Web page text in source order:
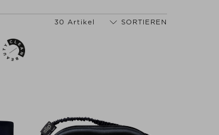
30 Artikel SORTIEREN